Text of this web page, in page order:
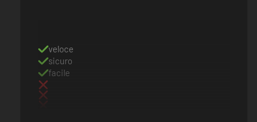
veloce
sicuro
facile